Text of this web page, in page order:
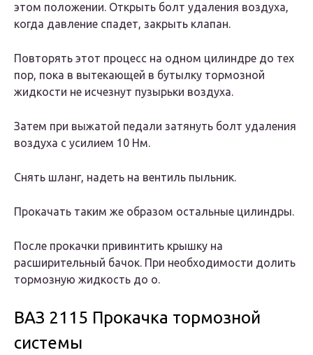
этом положении. Открыть болт удаления воздуха,
когда давление спадет, закрыть клапан.
Повторять этот процесс на одном цилиндре до тех
пор, пока в вытекающей в бутылку тормозной
жидкости не исчезнут пузырьки воздуха.
Затем при выжатой педали затянуть болт удаления
воздуха с усилием 10 Нм.
Снять шланг, надеть на вентиль пыльник.
Прокачать таким же образом остальные цилиндры.
После прокачки привинтить крышку на
расширительный бачок. При необходимости долить
тормозную жидкость до о.
ВАЗ 2115 Прокачка тормозной
системы